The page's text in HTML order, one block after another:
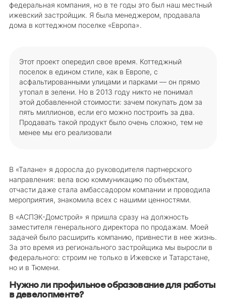
федеральная компания, но в те годы это был наш местный
ижевский застройщик. Я была менеджером, продавала
дома в коттеджном поселке «Европа».
Этот проект опередил свое время. Коттеджный
поселок в едином стиле, как в Европе, с
асфальтированными улицами и парками — он прямо
утопал в зелени. Но в 2013 году никто не понимал
этой добавленной стоимости: зачем покупать дом за
пять миллионов, если его можно построить за два.
Продавать такой продукт было очень сложно, тем не
менее мы его реализовали
В «Талане» я доросла до руководителя партнерского
направления: вела всю коммуникацию по объектам,
отчасти даже стала амбассадором компании и проводила
мероприятия, знакомила всех с нашими ценностями.
В «АСПЭК-Домстрой» я пришла сразу на должность
заместителя генерального директора по продажам. Моей
задачей было расширить компанию, привнести в нее жизнь.
За это время из регионального застройщика мы выросли в
федерального: строим не только в Ижевске и Татарстане,
но и в Тюмени.
Нужно ли профильное образование для работы
в девелопменте?